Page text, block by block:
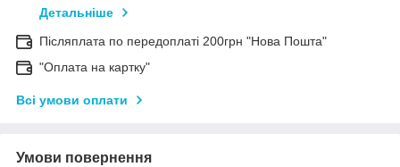
Детальніше
Післяплата по передоплаті 200грн "Нова Пошта"
"Оплата на картку"
Всі умови оплати
Умови повернення